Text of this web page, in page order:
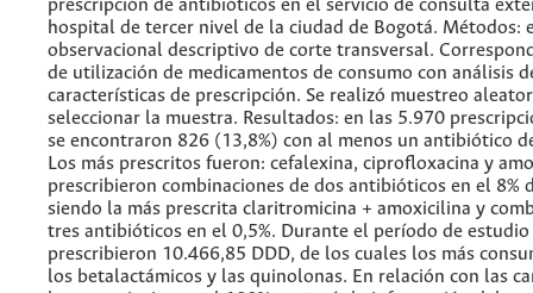
prescripción de antibióticos en el servicio de consulta
hospital de tercer nivel de la ciudad de Bogotá. Métodos:
observacional descriptivo de corte transversal.
de utilización de medicamentos de consumo con análisis
características de prescripción. Se realizó muestreo
seleccionar la muestra. Resultados: en las 5.970
se encontraron 826 (13,8%) con al menos un antibiótico
Los más prescritos fueron: cefalexina, ciprofloxacina y
prescribieron combinaciones de dos antibióticos en el 8%
siendo la más prescrita claritromicina + amoxicilina y
tres antibióticos en el 0,5%. Durante el período de estudio
prescribieron 10.466,85 DDD, de los cuales los más
los betalactámicos y las quinolonas. En relación con las